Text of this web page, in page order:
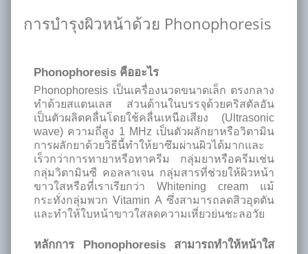
การบำรุงผิวหน้าด้วย Phonophoresis
Phonophoresis คืออะไร
Phonophoresis เป็นเครื่องนวดขนาดเล็ก ตรงกลาง
ทำด้วยสแตนเลส ส่วนด้านในบรรจุด้วยคริสตัลอัน
เป็นตัวผลิตคลื่นโดยใช้คลื่นเหนือเสียง (Ultrasonic
wave) ความถี่สูง 1 MHz เป็นตัวผลักยาหรือวิตามิน
การผลักยาด้วยวิธีนี้ทำให้ยาซึมผ่านผิวได้มากและ
เร็วกว่าการทายาหรือทาครีม กลุ่มยาหรือครีมเช่น
กลุ่มวิตามินซี คอลลาเจน กลุ่มสารที่ช่วยให้ผิวหน้า
ขาวใสหรือที่เราเรียกว่า Whitening cream แม้
กระทั่งกลุ่มพวก Vitamin A ซึ่งสามารถลดสิวอุดตัน
และทำให้ใบหน้าขาวใสลดความเหี่ยวย่นชะลอวัย
หลักการ Phonophoresis สามารถทำให้หน้าใส